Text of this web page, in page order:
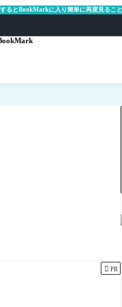
るとBookMarkに入り簡単に再度見ること
 PR